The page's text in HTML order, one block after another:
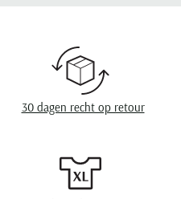
30 dagen recht op retour